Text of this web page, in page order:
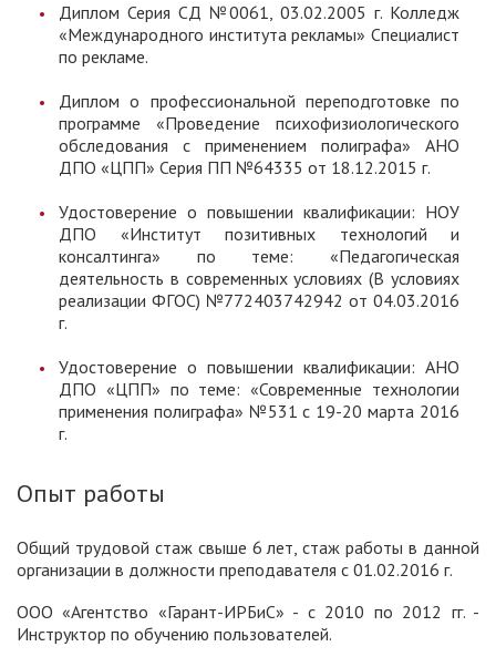
Диплом Серия СД №0061, 03.02.2005 г. Колледж
«Международного института рекламы» Специалист
по рекламе.
Диплом о профессиональной переподготовке по
программе «Проведение психофизиологического
обследования с применением полиграфа» АНО
ДПО «ЦПП» Серия ПП №64335 от 18.12.2015 г.
Удостоверение о повышении квалификации: НОУ
ДПО «Институт позитивных технологий и
консалтинга» по теме: «Педагогическая
деятельность в современных условиях (В условиях
реализации ФГОС) №772403742942 от 04.03.2016
г.
Удостоверение о повышении квалификации: АНО
ДПО «ЦПП» по теме: «Современные технологии
применения полиграфа» №531 с 19-20 марта 2016
г.
Опыт работы
Общий трудовой стаж свыше 6 лет, стаж работы в данной
организации в должности преподавателя с 01.02.2016 г.
ООО «Агентство «Гарант-ИРБиС» - с 2010 по 2012 гг. -
Инструктор по обучению пользователей.